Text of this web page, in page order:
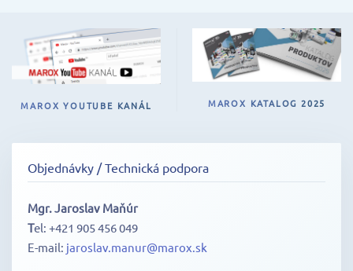
MAROX YOUTUBE KANÁL MAROX KATALOG 2025
Objednávky / Technická podpora
Mgr. Jaroslav Maňúr
Tel: +421 905 456 049
E-mail: jaroslav.manur@marox.sk